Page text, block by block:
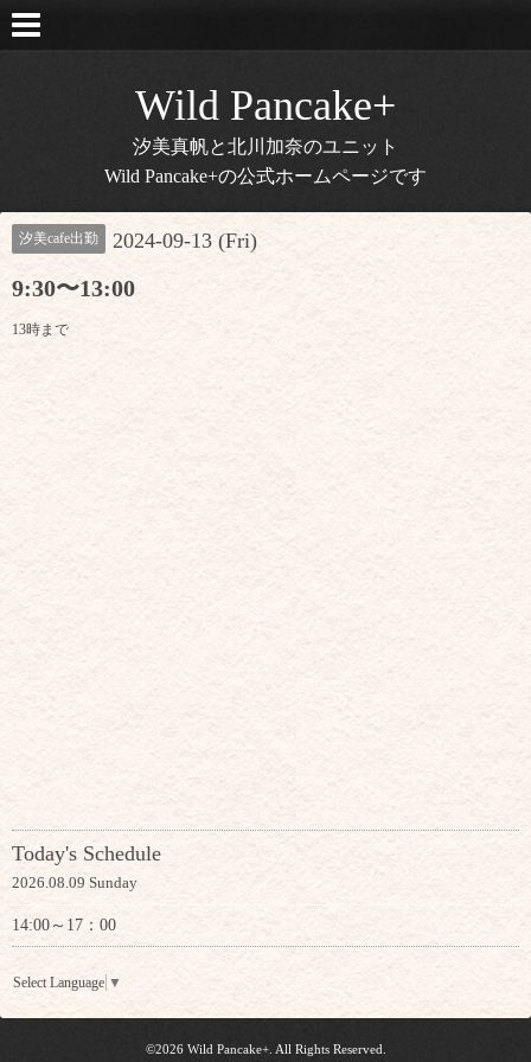
Wild Pancake+
汐美真帆と北川加奈のユニット
Wild Pancake+の公式ホームページです
汐美cafe出勤 2024-09-13 (Fri)
9:30〜13:00
13時まで
Today's Schedule
2026.08.09 Sunday
14:00～17：00
Select Language ▼
©2026 Wild Pancake+. All Rights Reserved.